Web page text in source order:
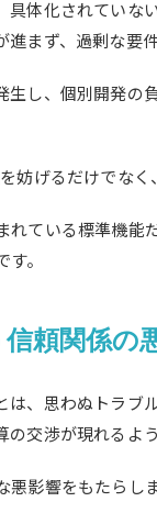
体化されてい
まず、過剰な要
し、個別開発
げるだけでな
ている標準機能
。
頼関係の
、思わぬトラ
交渉が現れるよう
影響をもたら